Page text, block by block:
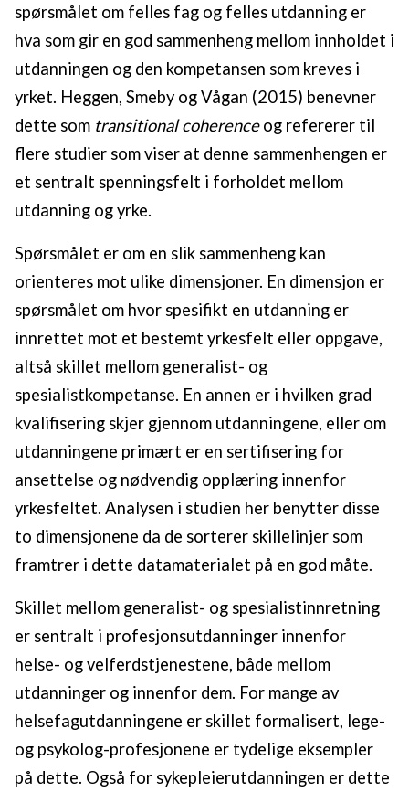
spørsmålet om felles fag og felles utdanning er
hva som gir en god sammenheng mellom innholdet i
utdanningen og den kompetansen som kreves i
yrket. Heggen, Smeby og Vågan (2015) benevner
dette som transitional coherenceog refererer til
flere studier som viser at denne sammenhengen er
et sentralt spenningsfelt i forholdet mellom
utdanning og yrke.
Spørsmålet er om en slik sammenheng kan
orienteres mot ulike dimensjoner. En dimensjon er
spørsmålet om hvor spesifikt en utdanning er
innrettet mot et bestemt yrkesfelt eller oppgave,
altså skillet mellom generalist- og
spesialistkompetanse. En annen er i hvilken grad
kvalifisering skjer gjennom utdanningene, eller om
utdanningene primært er en sertifisering for
ansettelse og nødvendig opplæring innenfor
yrkesfeltet. Analysen i studien her benytter disse
to dimensjonene da de sorterer skillelinjer som
framtrer i dette datamaterialet på en god måte.
Skillet mellom generalist- og spesialistinnretning
er sentralt i profesjonsutdanninger innenfor
helse- og velferdstjenestene, både mellom
utdanninger og innenfor dem. For mange av
helsefagutdanningene er skillet formalisert, lege-
og psykolog-profesjonene er tydelige eksempler
på dette. Også for sykepleierutdanningen er dette